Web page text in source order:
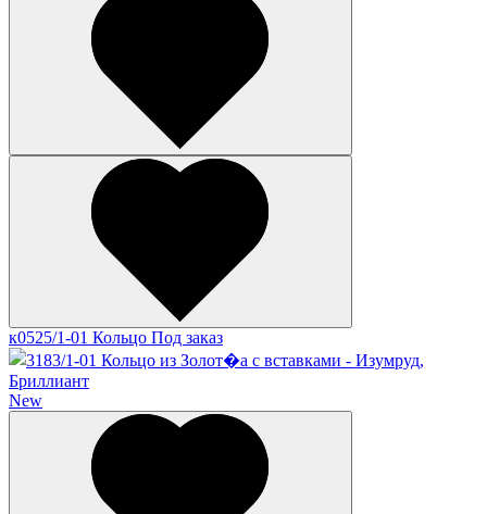
к0525/1-01 Кольцо Под заказ
New